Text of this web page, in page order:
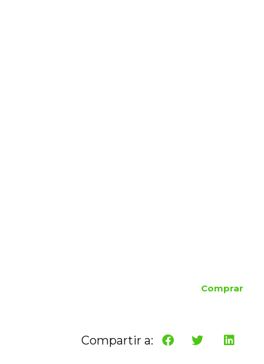
Comprar
Compartir a: